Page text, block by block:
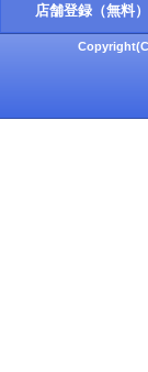
店舗登録（無料）